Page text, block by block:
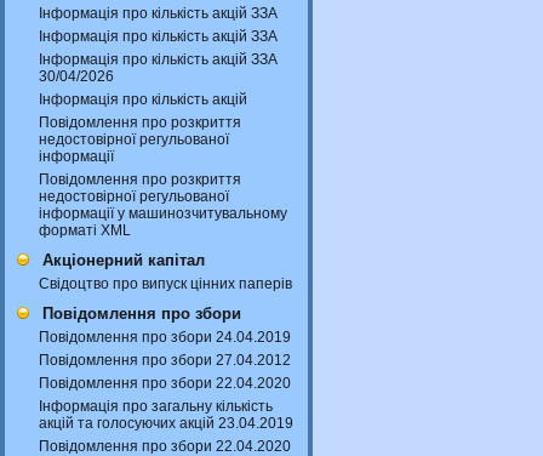
Інформація про кількість акцій ЗЗА
Інформація про кількість акцій ЗЗА
Інформація про кількість акцій ЗЗА
30/04/2026
Інформація про кількість акцій
Повідомлення про розкриття
недостовірної регульованої
інформації
Повідомлення про розкриття
недостовірної регульованої
інформації у машинозчитувальному
форматі XML
Акціонерний капітал
Свідоцтво про випуск цінних паперів
Повідомлення про збори
Повідомлення про збори 24.04.2019
Повідомлення про збори 27.04.2012
Повідомлення про збори 22.04.2020
Інформація про загальну кількість
акцій та голосуючих акцій 23.04.2019
Повідомлення про збори 22.04.2020